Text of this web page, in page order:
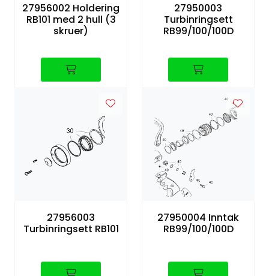
27956002 Holdering
RB101 med 2 hull (3
skruer)
27950003
Turbinringsett
RB99/100/100D
27956003
Turbinringsett RB101
27950004 Inntak
RB99/100/100D